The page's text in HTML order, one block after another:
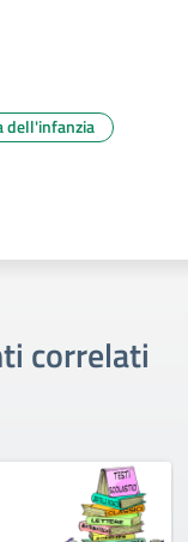
dell'infanzia
correlati